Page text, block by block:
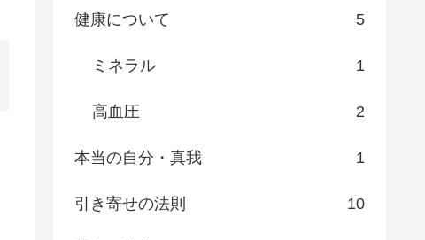
健康について 5
ミネラル 1
高血圧 2
本当の自分・真我 1
引き寄せの法則 10